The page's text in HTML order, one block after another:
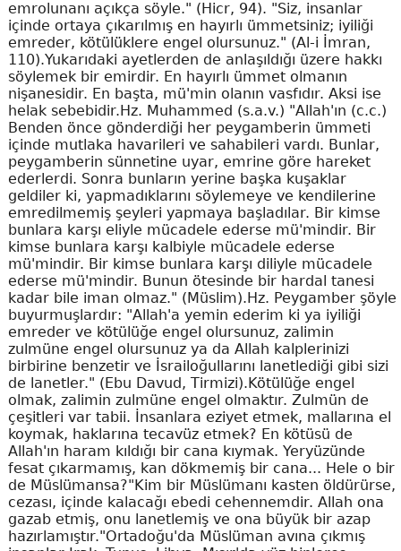
emrolunanı açıkça söyle." (Hicr, 94). "Siz, insanlar
içinde ortaya çıkarılmış en hayırlı ümmetsiniz; iyiliği
emreder, kötülüklere engel olursunuz." (Al-i İmran,
110).Yukarıdaki ayetlerden de anlaşıldığı üzere hakkı
söylemek bir emirdir. En hayırlı ümmet olmanın
nişanesidir. En başta, mü'min olanın vasfıdır. Aksi ise
helak sebebidir.Hz. Muhammed (s.a.v.) "Allah'ın (c.c.)
Benden önce gönderdiği her peygamberin ümmeti
içinde mutlaka havarileri ve sahabileri vardı. Bunlar,
peygamberin sünnetine uyar, emrine göre hareket
ederlerdi. Sonra bunların yerine başka kuşaklar
geldiler ki, yapmadıklarını söylemeye ve kendilerine
emredilmemiş şeyleri yapmaya başladılar. Bir kimse
bunlara karşı eliyle mücadele ederse mü'mindir. Bir
kimse bunlara karşı kalbiyle mücadele ederse
mü'mindir. Bir kimse bunlara karşı diliyle mücadele
ederse mü'mindir. Bunun ötesinde bir hardal tanesi
kadar bile iman olmaz." (Müslim).Hz. Peygamber şöyle
buyurmuşlardır: "Allah'a yemin ederim ki ya iyiliği
emreder ve kötülüğe engel olursunuz, zalimin
zulmüne engel olursunuz ya da Allah kalplerinizi
birbirine benzetir ve İsrailoğullarını lanetlediği gibi sizi
de lanetler." (Ebu Davud, Tirmizi).Kötülüğe engel
olmak, zalimin zulmüne engel olmaktır. Zulmün de
çeşitleri var tabii. İnsanlara eziyet etmek, mallarına el
koymak, haklarına tecavüz etmek? En kötüsü de
Allah'ın haram kıldığı bir cana kıymak. Yeryüzünde
fesat çıkarmamış, kan dökmemiş bir cana... Hele o bir
de Müslümansa?"Kim bir Müslümanı kasten öldürürse,
cezası, içinde kalacağı ebedi cehennemdir. Allah ona
gazab etmiş, onu lanetlemiş ve ona büyük bir azap
hazırlamıştır."Ortadoğu'da Müslüman avına çıkmış